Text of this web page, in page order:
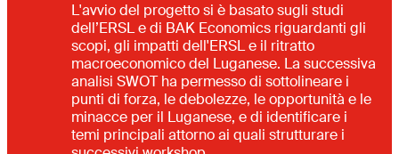
L'avvio del progetto si è basato sugli studi
dell’ERSL e di BAK Economics riguardanti gli
scopi, gli impatti dell'ERSL e il ritratto
macroeconomico del Luganese. La successiva
analisi SWOT ha permesso di sottolineare i
punti di forza, le debolezze, le opportunità e le
minacce per il Luganese, e di identificare i
temi principali attorno ai quali strutturare i